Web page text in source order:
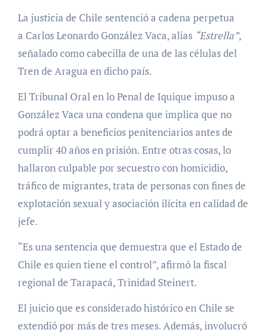
La justicia de Chile sentenció a cadena perpetua
a Carlos Leonardo González Vaca, alias “Estrella”,
señalado como cabecilla de una de las células del
Tren de Aragua en dicho país.
El Tribunal Oral en lo Penal de Iquique impuso a
González Vaca una condena que implica que no
podrá optar a beneficios penitenciarios antes de
cumplir 40 años en prisión. Entre otras cosas, lo
hallaron culpable por secuestro con homicidio,
tráfico de migrantes, trata de personas con fines de
explotación sexual y asociación ilícita en calidad de
jefe.
“Es una sentencia que demuestra que el Estado de
Chile es quien tiene el control”, afirmó la fiscal
regional de Tarapacá, Trinidad Steinert.
El juicio que es considerado histórico en Chile se
extendió por más de tres meses. Además, involucró